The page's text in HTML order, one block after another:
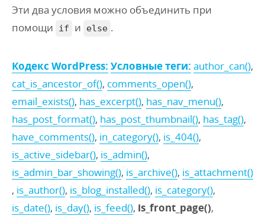
Эти два условия можно объединить при
помощи
if и else .
Кодекс WordPress: Условные теги: author_can(),
cat_is_ancestor_of(), comments_open(),
email_exists(), has_excerpt(), has_nav_menu(),
has_post_format(), has_post_thumbnail(), has_tag(),
have_comments(), in_category(), is_404(),
is_active_sidebar(), is_admin(),
is_admin_bar_showing(), is_archive(), is_attachment()
, is_author(), is_blog_installed(), is_category(),
is_date(), is_day(), is_feed(), is_front_page(),